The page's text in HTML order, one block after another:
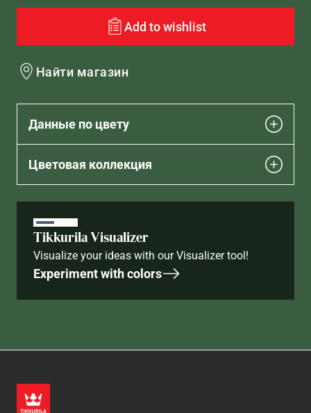
Add to wishlist
Найти магазин
Данные по цвету
Цветовая коллекция
Tikkurila Visualizer
Visualize your ideas with our Visualizer tool!
Experiment with colors